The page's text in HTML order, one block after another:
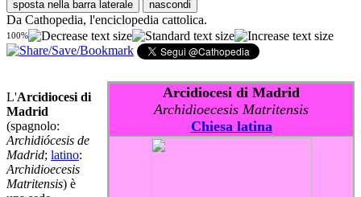
sposta nella barra laterale nascondi
Da Cathopedia, l'enciclopedia cattolica.
100%
Arcidiocesi di Madrid
Archidioecesis Matritensis
Chiesa latina
L'Arcidiocesi di
Madrid
(spagnolo:
Archidiócesis de
Madrid; latino:
Archidioecesis
Matritensis) è